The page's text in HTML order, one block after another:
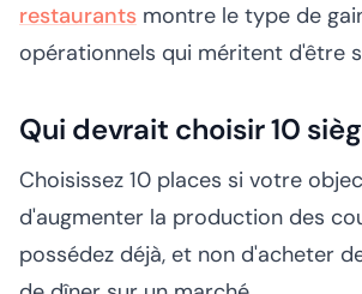
restaurants montre le type de
opérationnels qui méritent d'être
Qui devrait choisir 10
Choisissez 10 places si votre
d'augmenter la production des
possédez déjà, et non d'acheter